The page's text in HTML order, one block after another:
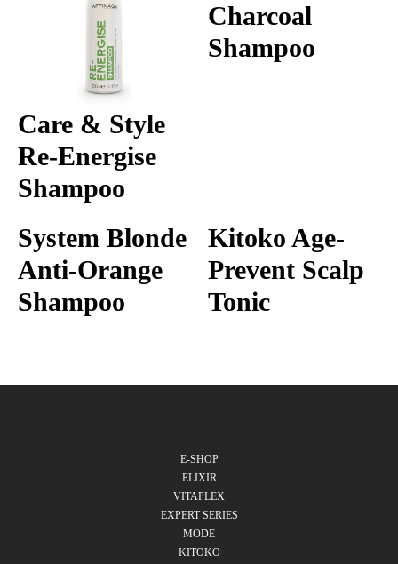
Care & Style
Re-Energise
Shampoo
Charcoal
Shampoo
System Blonde
Anti-Orange
Shampoo
Kitoko Age-
Prevent Scalp
Tonic
E-SHOP
ELIXIR
VITAPLEX
EXPERT SERIES
MODE
KITOKO